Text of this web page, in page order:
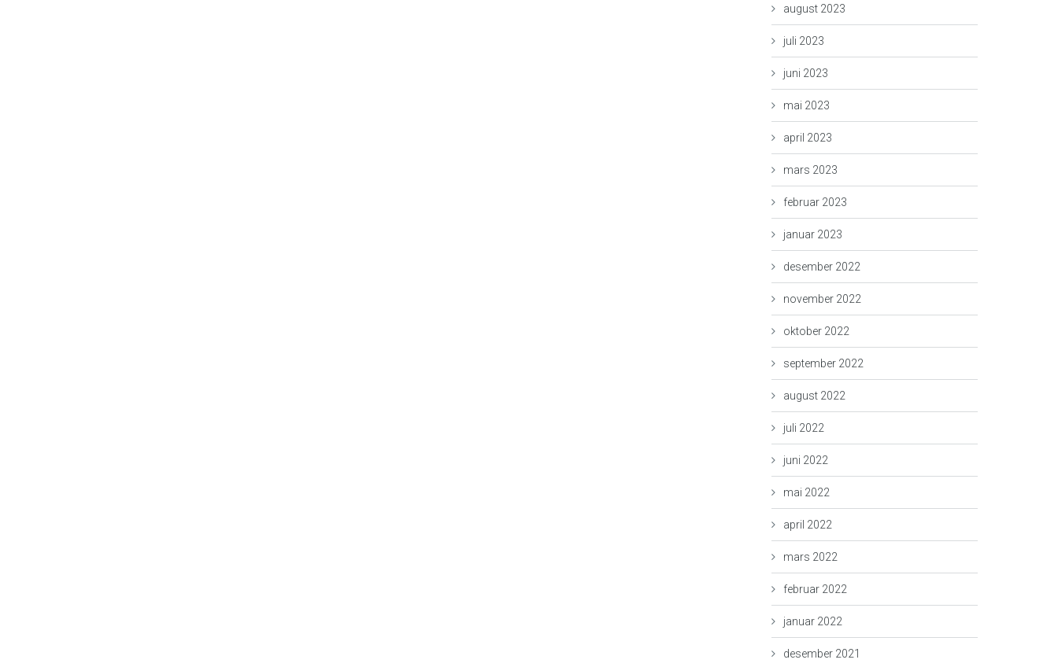
august 2023
juli 2023
juni 2023
mai 2023
april 2023
mars 2023
februar 2023
januar 2023
desember 2022
november 2022
oktober 2022
september 2022
august 2022
juli 2022
juni 2022
mai 2022
april 2022
mars 2022
februar 2022
januar 2022
desember 2021